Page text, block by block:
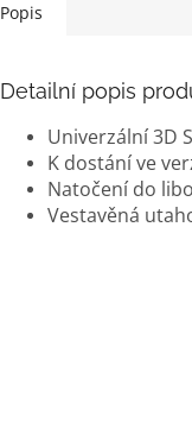
Popis
Detailní popis
Univerzální 3D
K dostání ve
Natočení do
Vestavěná